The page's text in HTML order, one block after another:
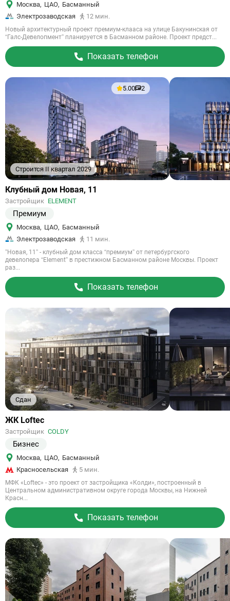
Москва, ЦАО, Басманный
Электрозаводская
12 мин.
Новый архитектурный проект премиум-клааса на улице Бакунинская от
“Галс-Девелопмент” планируется в Басманном районе. Проект предст...
Показать телефон
Строится II квартал 2029
5.00 2
Ссылка
объект
Клубный дом Новая, 11
Застройщик ELEMENT
Премиум
Москва, ЦАО, Басманный
Электрозаводская
11 мин.
”Новая, 11” - клубный дом класса “премиум” от петербургского
девелопера “Element” в престижном Басманном районе Москвы. Проект
раз...
Показать телефон
Сдан
Ссылка
объект
ЖК Loftec
Застройщик COLDY
Бизнес
Москва, ЦАО, Басманный
Красносельская
5 мин.
МФК «Loftec» - это проект от застройщика «Колди», построенный в
Центральном административном округе города Москвы, на Нижней
Красн...
Показать телефон